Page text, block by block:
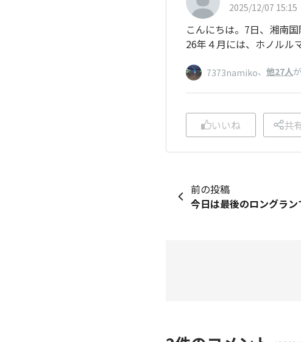
2025/12/07 15:15
こんにちは。7日、湘南
26年４月には、ホノルル
7373namiko、 他27人
いいね 共
前の投稿